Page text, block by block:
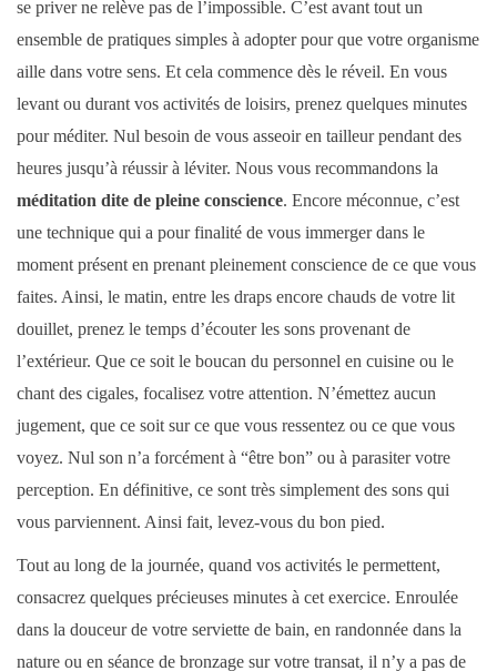
se priver ne relève pas de l’impossible. C’est avant tout un
ensemble de pratiques simples à adopter pour que votre organisme
aille dans votre sens. Et cela commence dès le réveil. En vous
levant ou durant vos activités de loisirs, prenez quelques minutes
pour méditer. Nul besoin de vous asseoir en tailleur pendant des
heures jusqu’à réussir à léviter. Nous vous recommandons la
méditation dite de pleine conscience. Encore méconnue, c’est
une technique qui a pour finalité de vous immerger dans le
moment présent en prenant pleinement conscience de ce que vous
faites. Ainsi, le matin, entre les draps encore chauds de votre lit
douillet, prenez le temps d’écouter les sons provenant de
l’extérieur. Que ce soit le boucan du personnel en cuisine ou le
chant des cigales, focalisez votre attention. N’émettez aucun
jugement, que ce soit sur ce que vous ressentez ou ce que vous
voyez. Nul son n’a forcément à “être bon” ou à parasiter votre
perception. En définitive, ce sont très simplement des sons qui
vous parviennent. Ainsi fait, levez-vous du bon pied.
Tout au long de la journée, quand vos activités le permettent,
consacrez quelques précieuses minutes à cet exercice. Enroulée
dans la douceur de votre serviette de bain, en randonnée dans la
nature ou en séance de bronzage sur votre transat, il n’y a pas de